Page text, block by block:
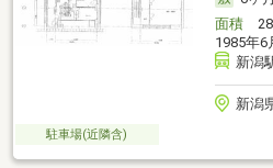
面積
1985年6
新潟
新潟
駐車場(近隣含)